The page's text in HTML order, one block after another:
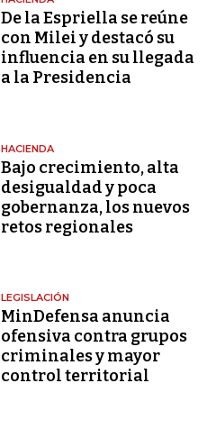
De la Espriella se reúne
con Milei y destacó su
influencia en su llegada
a la Presidencia
HACIENDA
Bajo crecimiento, alta
desigualdad y poca
gobernanza, los nuevos
retos regionales
LEGISLACIÓN
MinDefensa anuncia
ofensiva contra grupos
criminales y mayor
control territorial